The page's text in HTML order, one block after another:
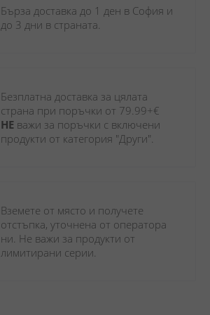
Бърза доставка до 1 ден в София и
до 3 дни в страната.
Безплатна доставка за цялата
НЕ важи за поръчки с включени
продукти от категория "Други".
Вземете от място и получете
отстъпка, уточнена от оператора
ни. Не важи за продукти от
лимитирани серии.